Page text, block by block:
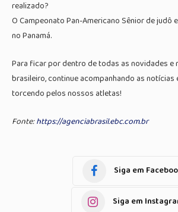
realizado?
O Campeonato Pan-Americano Sênior de judô
no Panamá.
Para ficar por dentro de todas as novidades e
brasileiro, continue acompanhando as
torcendo pelos nossos atletas!
Fonte:https://agenciabrasil.ebc.com.br
Siga em
Siga em